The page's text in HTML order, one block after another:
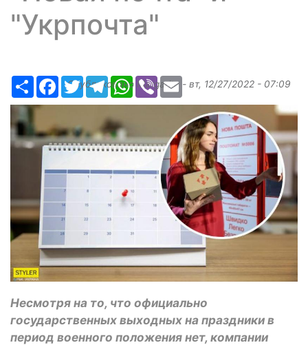
"Укрпочта"
РесурсFacebook
TwitterTelegramWhatsApp
ViberEmail
Опубликовано Margarita - вт, 12/27/2022 - 07:09
Несмотря на то, что официально
государственных выходных на праздники в
период военного положения нет, компании